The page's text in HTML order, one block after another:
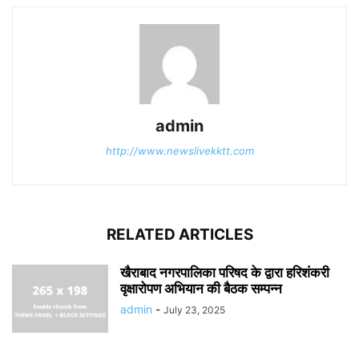
admin
http://www.newslivekktt.com
RELATED ARTICLES
खैराबाद नगरपालिका परिषद के द्वारा हरिशंकरी
वृक्षारोपण अभियान की बैठक सम्पन्न
admin - July 23, 2025